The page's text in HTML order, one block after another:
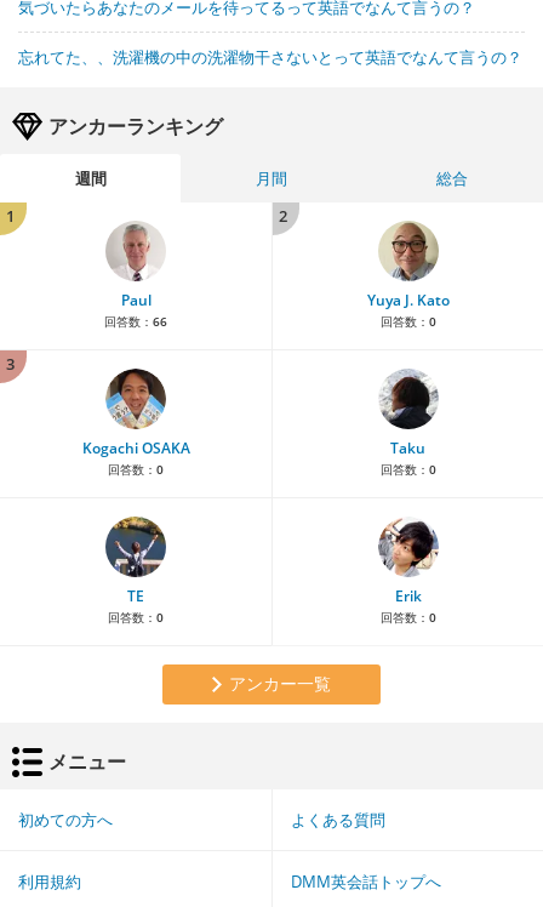
気づいたらあなたのメールを待ってるって英語でなんて言うの？
忘れてた、、洗濯機の中の洗濯物干さないとって英語でなんて言うの？
アンカーランキング
週間 月間
総合
1
Paul
回答数： 66
2
Yuya J. Kato
回答数： 0
3
Kogachi OSAKA
回答数： 0
Taku
回答数： 0
TE
回答数： 0
Erik
回答数： 0
アンカー一覧
メニュー
初めての方へ よくある質問
利用規約 DMM英会話トップへ